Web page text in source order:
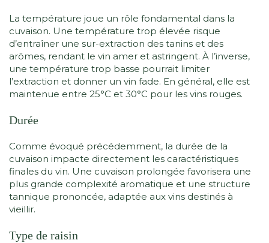
La température joue un rôle fondamental dans la
cuvaison. Une température trop élevée risque
d’entraîner une sur-extraction des tanins et des
arômes, rendant le vin amer et astringent. À l’inverse,
une température trop basse pourrait limiter
l’extraction et donner un vin fade. En général, elle est
maintenue entre 25°C et 30°C pour les vins rouges.
Durée
Comme évoqué précédemment, la durée de la
cuvaison impacte directement les caractéristiques
finales du vin. Une cuvaison prolongée favorisera une
plus grande complexité aromatique et une structure
tannique prononcée, adaptée aux vins destinés à
vieillir.
Type de raisin